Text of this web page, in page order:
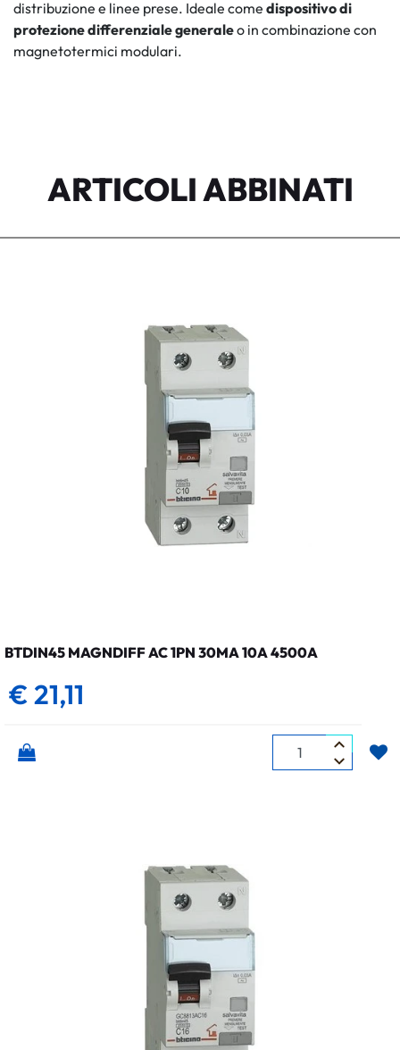
distribuzione e linee prese. Ideale come dispositivo di
protezione differenziale generaleo in combinazione con
magnetotermici modulari.
ARTICOLI ABBINATI
BTDIN45 MAGNDIFF AC 1PN 30MA 10A 4500A
€ 21,11
Quantità